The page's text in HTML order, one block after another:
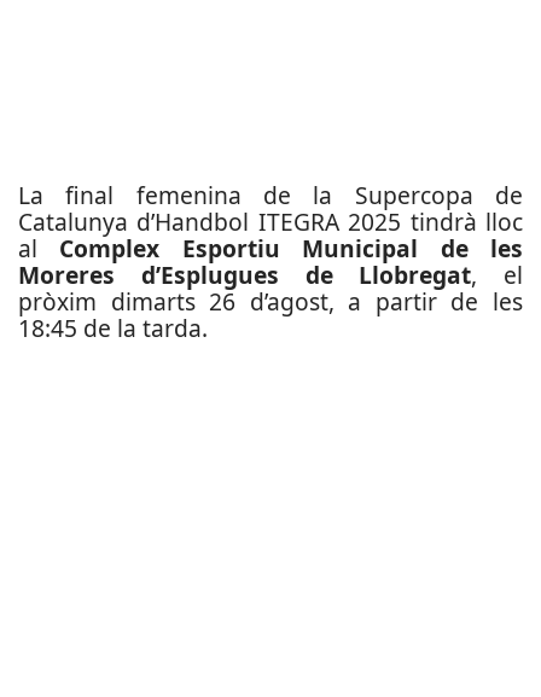
La final femenina de la Supercopa de
Catalunya d’Handbol ITEGRA 2025 tindrà lloc
al Complex Esportiu Municipal de les
Moreres d’Esplugues de Llobregat, el
pròxim dimarts 26 d’agost, a partir de les
18:45 de la tarda.